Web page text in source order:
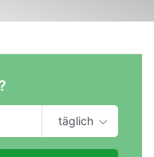
täglich